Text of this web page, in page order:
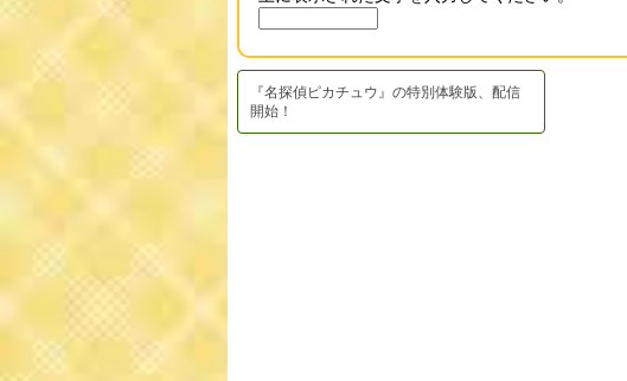
『名探偵ピカチュウ』の特別体験版、配信
開始！